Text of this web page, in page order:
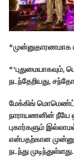
*முன்னுதாரணமாக
நடந்தேறியது,
மேக்கிங்
நாராயணனின் நீயே
புகார்களும்
என்பதற்கான
நடந்து முடிந்துள்ளது.